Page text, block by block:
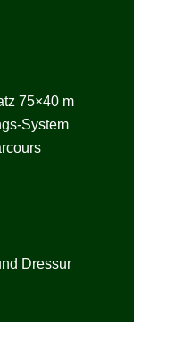
75×40 m
System
Dressur